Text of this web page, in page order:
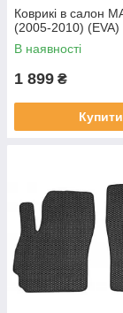
Коврикі в салон
(2005-2010) (EVA)
В наявності
1 899 ₴
Купити